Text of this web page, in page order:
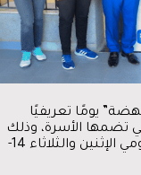
يومًا تعريفيًا
تضمها الأسرة، وذلك
بكلية الطب البشري وكلية الفنون الجميلة، يومي الإثنين والثلاثاء 14-